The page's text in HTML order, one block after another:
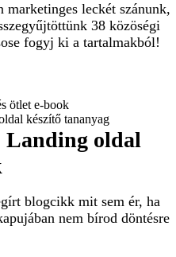
leckét szánunk,
38 közöségi
fogyj ki a tartalmakból!
Landing oldal
blogcikk mit sem ér, ha
nem bírod döntésre